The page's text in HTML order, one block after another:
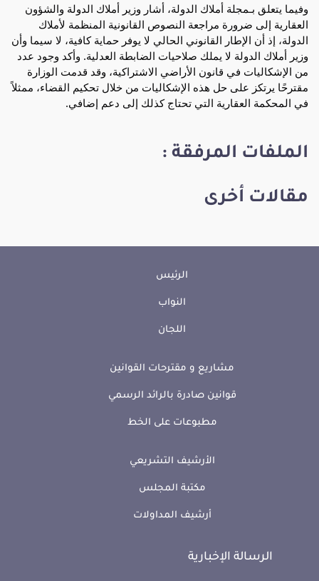
وفيما يتعلق بـمجلة أملاك الدولة، أشار وزير أملاك الدولة والشؤون
العقارية إلى ضرورة مراجعة النصوص القانونية المنظمة لأملاك
الدولة، إذ أن الإطار القانوني الحالي لا يوفر حماية كافية، لا سيما وأن
وزير أملاك الدولة لا يملك صلاحيات الضابطة العدلية. وأكد وجود عدد
من الإشكاليات في قانون الأراضي الاشتراكية، وقد قدمت الوزارة
مقترحًا يرتكز على حل هذه الإشكاليات من خلال تحكيم القضاء، ممثلاً
في المحكمة العقارية التي تحتاج كذلك إلى دعم إضافي.
الملفات المرفقة :
مقالات أخرى
الرئيس
النواب
اللجان
مشاريع و مقترحات القوانين
قوانين صادرة بالرائد الرسمي
مطبوعات على الخط
الأرشيف التشريعي
مكتبة المجلس
أرشيف المداولات
الرسالة الإخبارية